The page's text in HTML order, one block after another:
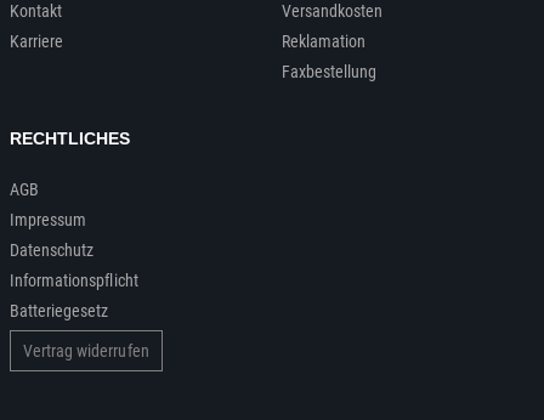
Kontakt
Karriere
Versandkosten
Reklamation
Faxbestellung
RECHTLICHES
AGB
Impressum
Datenschutz
Informationspflicht
Batteriegesetz
Vertrag widerrufen